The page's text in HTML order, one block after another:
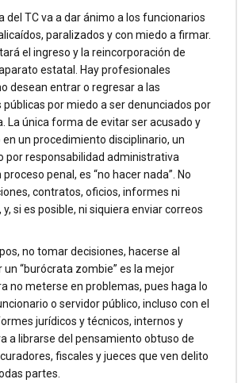
del TC va a dar ánimo a los funcionarios
paralizados y con miedo a firmar.
el ingreso y la reincorporación de
estatal. Hay profesionales
desean entrar o regresar a las
públicas por miedo a ser denunciados por
La única forma de evitar ser acusado y
un procedimiento disciplinario, un
por responsabilidad administrativa
penal, es “no hacer nada”. No
contratos, oficios, informes ni
si es posible, ni siquiera enviar correos
no tomar decisiones, hacerse al
un “burócrata zombie” es la mejor
no meterse en problemas, pues haga lo
o servidor público, incluso con el
jurídicos y técnicos, internos y
a librarse del pensamiento obtuso de
fiscales y jueces que ven delito
partes.